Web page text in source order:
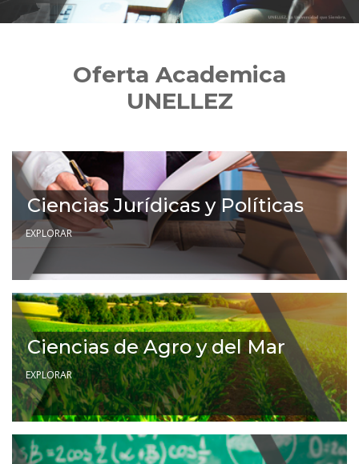
Oferta Academica
UNELLEZ
Ciencias Jurídicas y Políticas
EXPLORAR
Ciencias de Agro y del Mar
EXPLORAR